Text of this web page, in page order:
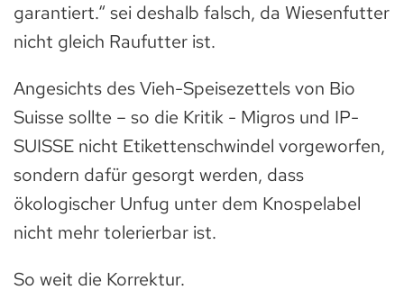
garantiert.“ sei deshalb falsch, da Wiesenfutter
nicht gleich Raufutter ist.
Angesichts des Vieh-Speisezettels von Bio
Suisse sollte – so die Kritik - Migros und IP-
SUISSE nicht Etikettenschwindel vorgeworfen,
sondern dafür gesorgt werden, dass
ökologischer Unfug unter dem Knospelabel
nicht mehr tolerierbar ist.
So weit die Korrektur.